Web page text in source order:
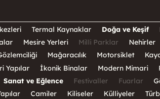
Termal Kaynaklar Doğa ve Keşif
Mesire Yerleri Milli Parklar Nehirler
Mağaracılık Motorsiklet
Yapılar İkonik Binalar Modern Mimari
Sanat ve Eğlence Festivaller Fuarlar
Camiler Kiliseler Külliyeler